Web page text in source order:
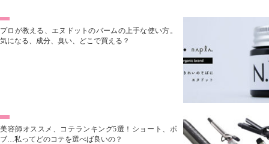
プロが教える、エヌドットのバームの上手な使い方。
気になる、成分、臭い、どこで買える？
美容師オススメ、コテランキング5選！ショート、ボ
ブ…私ってどのコテを選べば良いの？